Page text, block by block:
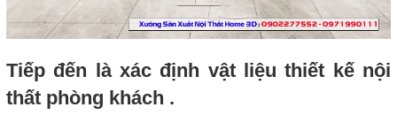
Tiếp đến là xác định vật liệu thiết kế nội
thất phòng khách .